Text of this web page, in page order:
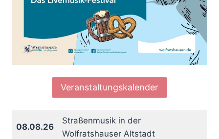
Veranstaltungskalender
08.08.26
Straßenmusik in der
Wolfratshauser Altstadt